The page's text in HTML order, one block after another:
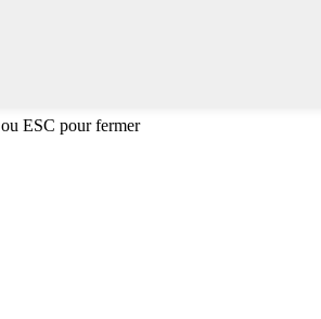
ESC pour fermer